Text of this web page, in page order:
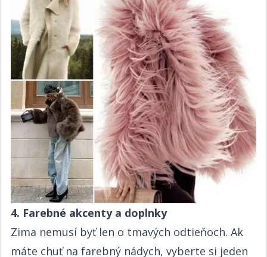
4. Farebné akcenty a doplnky​​​​‌ ‍ ​‍​‍‌‍ ‌ ​‍‌‍‍‌‌‍‌ ‌‍‍‌‌‍ ‍​‍​‍​ ‍‍​‍​‍‌ ​ ‌‍​‌‌‍ ‍‌‍‍‌‌ ‌​‌ ‍‌​‍ ‍‌‍‍‌‌‍ ​‍​‍​‍ ​​‍​‍‌‍‍​‌ ​‍‌‍‌‌‌‍‌‍​‍​‍​ ‍‍​‍​‍‌‍‍​‌ ‌​‌ ‌​‌ ​​​ ‍‍​‍ ​‍ ‌‍ ​‌‍ ‌‍​ ‌‍​‌‌‍ ​‌‍‍​‌‍ ‌ ​ ‌ ‌​​ ‍‍​ ​ ​ ​​​ ​​​ ​​​‍ ‌ ​ ‌ ‌​‌ ‌‌‌‍‌​‌‍‍‌‌‍ ​‍ ‌‍‍‌‌‍ ‍‌ ‌​‌‍‌‌‌‍ ‍‌ ‌​​‍ ‌‍‌‌‌‍‌​‌‍‍‌‌ ‌​​‍ ‌‍ ‌‌‍ ‌‍‌​‌‍‌‌​ ‌‌ ​​‌ ​‍‌‍‌‌‌ ​ ‌‍‌‌‌‍ ‍‌ ‌​‌‍​‌‌ ‌​‌‍‍‌‌‍ ‌‍ ‍​ ‍ ‌‍‍‌‌‍‌​​ ‌‌ ​​‌‍ ‌ ​ ‌ ‌​​‍ ‌​ ​‍​ ​‌​ ‍​​ ​‍​ ‌ ​ ‍​​ ‍​​ ‍ ‌ ‌​‌ ‍‌‌ ​​‌‍‌‌​ ‌‌ ​​‌‍ ‌ ​ ‌ ‌​​ ‍ ‌ ​​‌‍​‌‌ ‌​‌‍‍​​ ‌‌‍​ ‌‍ ‌‍ ‍‌ ‌​‌‍‌‌‌‍ ‍‌ ‌​​‍‌‌​ ‌‌‌​​‍‌‌ ‌‍‍ ‌‍‌‌‌ ‍‌​‍‌‌​ ​ ‌​‌​​‍‌‌​ ​ ‌​‌​​‍‌‌​ ​‍​ ​‍​ ‌​​ ‌​‌‍​‌​ ‌ ‌‍​‌​ ‌ ​ ‌​‌‍‌​​ ‌ ​ ‍‌​ ​‌​ ​‌​‍‌‌​ ​‍​ ​‍​‍‌‌​ ‌‌‌​‌​​‍ ‍‌‍​ ‌‍‍​‌‍‍‌‌‍ ​‌‍‌​‌ ​‍‌‍‌‌‌‍ ‍​‍‌‌​ ‌‌‌​​‍‌‌ ‌‍‍ ‌‍‌‌‌ ‍‌​‍‌‌​ ​ ‌​‌​​‍‌‌​ ​ ‌​‌​​‍‌‌​ ​‍​ ​‍​ ‌​​ ‌​‌‍​‌​ ‌ ‌‍​‌​ ‌ ​ ‌​‌‍‌​​ ‌ ​ ‍‌​ ​‌​ ​‌​ ​​​‍‌‌​ ​‍​ ​‍​‍‌‌​ ‌‌‌​‌​​‍ ‍‌ ‌​‌‍‌‌‌ ‍​‌ ‌​​ ‌‍​‍‌‍​‌‌ ​ ‌‍‌‌‌‌‌‌‌ ​‍‌‍ ​​ ‌‌‍‍​‌ ‌​‌ ‌​‌ ​​​‍‌‌​ ​ ‌​​‌​‍‌‌​ ​‍‌​‌‍​‍‌‌​ ​‍‌​‌‍‌‍ ​‌‍ ‌‍​ ‌‍​‌‌‍ ​‌‍‍​‌‍ ‌ ​ ‌ ‌​​‍‌‌​ ​ ‌​​‌​ ​ ​ ​​​ ​​​ ​​​‍‌‌​ ​‍‌​‌‍‌ ​ ‌ ‌​‌ ‌‌‌‍‌​‌‍‍‌‌‍ ​‍‌‍‌‍‍‌‌‍‌​​ ‌‌ ​​‌‍ ‌ ​ ‌ ‌​​‍ ‌​ ​‍​ ​‌​ ‍​​ ​‍​ ‌ ​ ‍​​ ‍​​‍‌‍‌ ‌​‌ ‍‌‌ ​​‌‍‌‌​ ‌‌ ​​‌‍ ‌ ​ ‌ ‌​​‍‌‍‌ ​​‌‍​‌‌ ‌​‌‍‍​​ ‌‌‍​ ‌‍ ‌‍ ‍‌ ‌​‌‍‌‌‌‍ ‍‌ ‌​​‍‌‌​ ‌‌‌​​‍‌‌ ‌‍‍ ‌‍‌‌‌ ‍‌​‍‌‌​ ​ ‌​‌​​‍‌‌​ ​ ‌​‌​​‍‌‌​ ​‍​ ​‍​ ‌​​ ‌​‌‍​‌​ ‌ ‌‍​‌​ ‌ ​ ‌​‌‍‌​​ ‌ ​ ‍‌​ ​‌​ ​‌​‍‌‌​ ​‍​ ​‍​‍‌‌​ ‌‌‌​‌​​‍ ‍‌‍​ ‌‍‍​‌‍‍‌‌‍ ​‌‍‌​‌ ​‍‌‍‌‌‌‍ ‍​‍‌‌​ ‌‌‌​​‍‌‌ ‌‍‍ ‌‍‌‌‌ ‍‌​‍‌‌​ ​ ‌​‌​​‍‌‌​ ​ ‌​‌​​‍‌‌​ ​‍​ ​‍​ ‌​​ ‌​‌‍​‌​ ‌ ‌‍​‌​ ‌ ​ ‌​‌‍‌​​ ‌ ​ ‍‌​ ​‌​ ​‌​ ​​​‍‌‌​ ​‍​ ​‍​‍‌‌​ ‌‌‌​‌​​‍ ‍‌ ‌​‌‍‌‌‌ ‍​‌ ‌​​‍‌‍‌ ​​‌‍‌‌‌ ​‍‌ ​ ‌ ​​‌‍‌‌‌‍​ ‌ ‌​‌‍‍‌‌ ‌‍‌‍‌‌​ ‌‌ ​​‌ ‌‌‌‍​‍‌‍ ​‌‍‍‌‌ ​ ‌‍‍​‌‍‌‌‌‍‌​​‍​‍‌ ‌
Zima nemusí byť len o tmavých odtieňoch. Ak
máte chuť na farebný nádych, vyberte si jeden